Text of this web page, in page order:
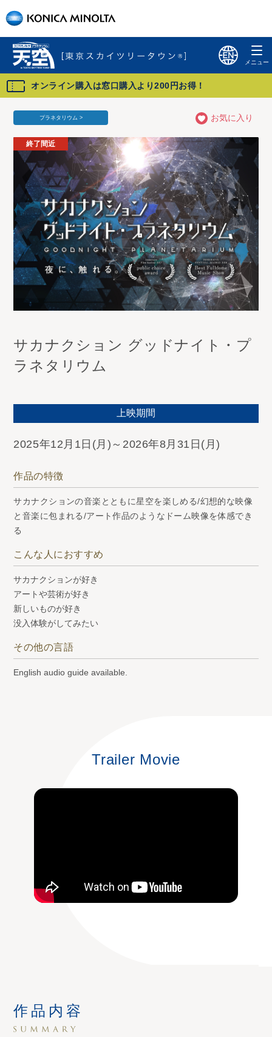
オンライン購入は窓口購入より200円お得！
プラネタリウム > お気に入り
終了間近
サカナクション グッドナイト・プ
ラネタリウム
上映期間
2025年12月1日(月)～2026年8月31日(月)
作品の特徴
サカナクションの音楽とともに星空を楽しめる/幻想的な映像
と音楽に包まれる/アート作品のようなドーム映像を体感でき
る
こんな人におすすめ
サカナクションが好き
アートや芸術が好き
新しいものが好き
没入体験がしてみたい
その他の言語
English audio guide available.
Trailer Movie
作品内容